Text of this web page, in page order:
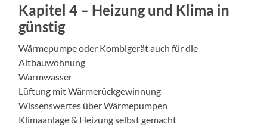
Kapitel 4 – Heizung und Klima in
günstig
Wärmepumpe oder Kombigerät auch für die
Altbauwohnung
Warmwasser
Lüftung mit Wärmerückgewinnung
Wissenswertes über Wärmepumpen
Klimaanlage & Heizung selbst gemacht